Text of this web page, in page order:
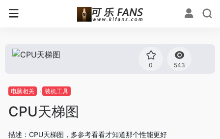
0 543
电脑相关 装机工具
CPU天梯图
描述：CPU天梯图，多参考看看才知道那个性能更好